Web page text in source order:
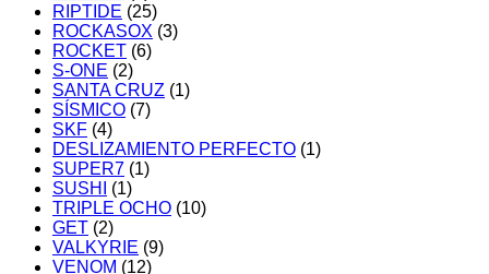
RIPTIDE (25)
ROCKASOX (3)
ROCKET (6)
S-ONE (2)
SANTA CRUZ (1)
SÍSMICO (7)
SKF (4)
DESLIZAMIENTO PERFECTO (1)
SUPER7 (1)
SUSHI
(1)
TRIPLE OCHO (10)
GET (2)
VALKYRIE (9)
VENOM (12)